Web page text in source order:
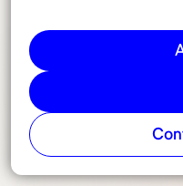
Preguntas
visa para
en México